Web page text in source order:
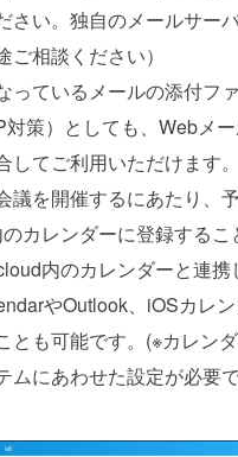
さい。独自のメールサー
ご相談ください）
っているメールの添付フ
策）としても、Webメ
してご利用いただけます。
議を開催するにあたり、
カレンダーに登録するこ
内のカレンダーと連携
やOutlook、iOSカレ
とも可能です。(※カレン
ムにあわせた設定が必要